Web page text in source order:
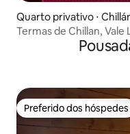
Quarto privativo ⋅
Termas de Chillan, Vale
Preferido dos hóspedes
Preferido dos hóspedes